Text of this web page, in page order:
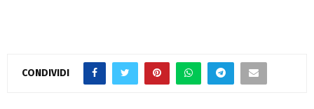
CONDIVIDI